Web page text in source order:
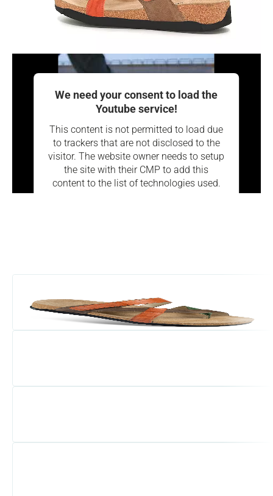
We need your consent to load the
Youtube service!
This content is not permitted to load due
to trackers that are not disclosed to the
visitor. The website owner needs to setup
the site with their CMP to add this
content to the list of technologies used.